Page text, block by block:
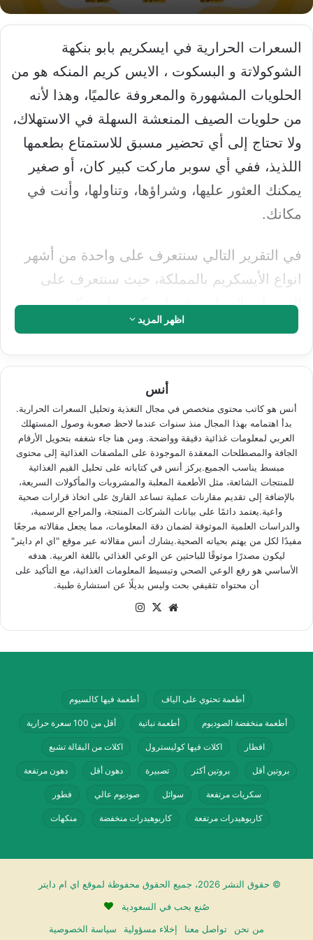
السعرات الحرارية في ايسكريم بابو بنكهة
الشوكولاتة و البسكوت ، الايس كريم المنكه هو من
الحلويات المشهورة والمعروفة عالميًا، وهذا لأنه
من حلويات الصيف المنعشة السهلة في الاستهلاك،
ولا تحتاج إلى أي تحضير مسبق للاستمتاع بطعمها
اللذيذ، ففي أي سوبر ماركت كبير كان، أو صغير
يمكنك العثور عليها، وشراؤها، وتناولها، وأنت في
مكانك.
في التقرير التالي سنتعرف على واحدة من أشهر
انواع الأيسكريم بالمملكة، حيث سنتعرف على
السعرات الحرارية في ايسكريم بابو بنكهة
الشوكولاتة و البسكوت وأهم المكونات الغذائية
السعرات الحرارية في ايسكريم بابو
بنكهة الشوكولاتة و البسكوت
تبلغ السعرات الحرارية في ايسكريم بابو بنكهة
الشوكولاتة و البسكوت 110 سعرة حرارية تأتي
معظمها من الكربوهيدرات حيث تشكل نسبة
جم، ودهون متحولة بمقدار 0.3 جم، كما يتضمن
المنتج سكر بمقدار 17.3 جم.
اظهر المزيد
أنس
أنس هو كاتب محتوى متخصص في مجال التغذية وتحليل السعرات الحرارية.
بدأ اهتمامه بهذا المجال منذ سنوات عندما لاحظ صعوبة وصول المستهلك
العربي لمعلومات غذائية دقيقة وواضحة. ومن هنا جاء شغفه بتحويل الأرقام
الجافة والمصطلحات المعقدة الموجودة على الملصقات الغذائية إلى محتوى
مبسط يناسب الجميع.يركز أنس في كتاباته على تحليل القيم الغذائية
للمنتجات الشائعة، مثل الأطعمة المعلبة والمشروبات والمأكولات السريعة،
بالإضافة إلى تقديم مقارنات عملية تساعد القارئ على اتخاذ قرارات صحية
واعية.يعتمد دائمًا على بيانات الشركات المنتجة، والمراجع الرسمية،
والدراسات العلمية الموثوقة لضمان دقة المعلومات، مما يجعل مقالاته مرجعًا
مفيدًا لكل من يهتم بحياته الصحية.يشارك أنس مقالاته عبر موقع "اي ام دايتر"
ليكون مصدرًا موثوقًا للباحثين عن الوعي الغذائي باللغة العربية. هدفه
الأساسي هو رفع الوعي الصحي وتبسيط المعلومات الغذائية، مع التأكيد على
أن محتواه تثقيفي بحت وليس بديلًا عن استشارة طبية.
موقع‫X
أطعمة تحتوي على الياف أطعمة فيها كالسيوم
أطعمة منخفضة الصوديوم أطعمة نباتية أقل من 100 سعرة حرارية
افطار اكلات فيها كوليسترول اكلات من البقالة تشبع
بروتين أقل بروتين أكثر تصبيرة دهون أقل دهون مرتفعة
سكريات مرتفعة سوائل صوديوم عالي فطور
كاربوهيدرات مرتفعة كاربوهيدرات منخفضة منكهات
© حقوق النشر 2026، جميع الحقوق محفوظة لموقع اي ام دايتر
صُنع بحب في السعودية
من نحن
تواصل معنا إخلاء مسؤولية سياسة الخصوصية